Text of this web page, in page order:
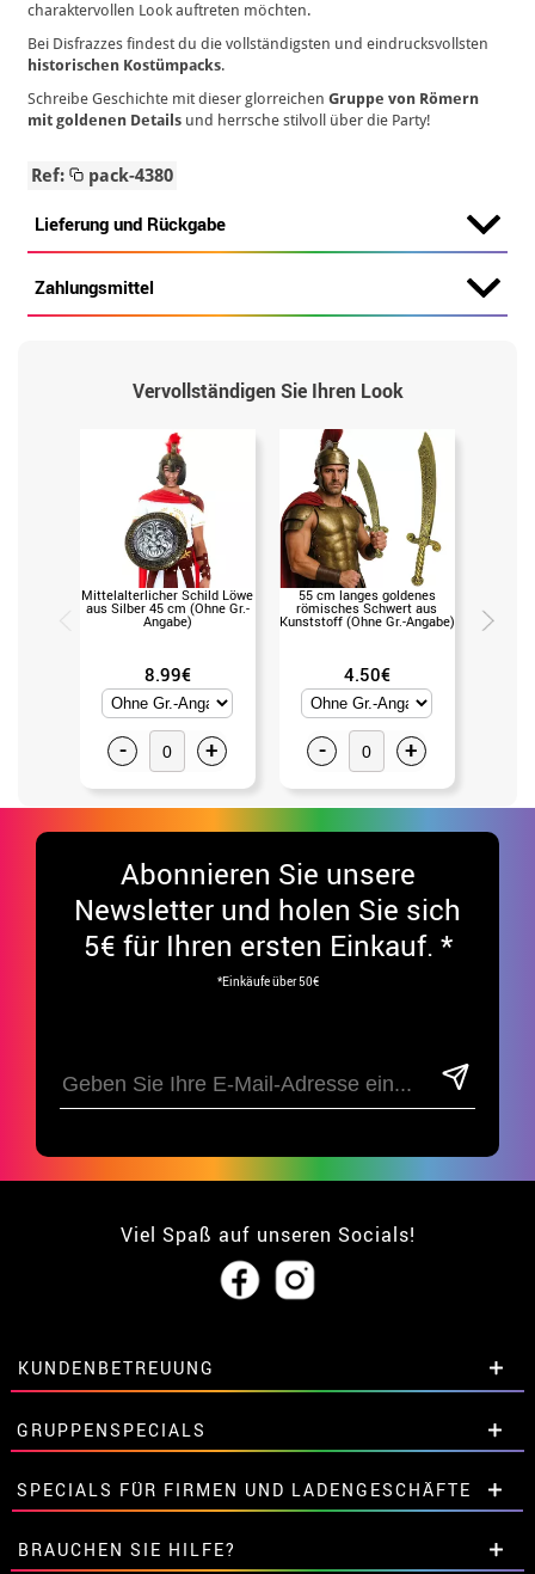
charaktervollen Look auftreten möchten.
Bei Disfrazzes findest du die vollständigsten und eindrucksvollsten
historischen Kostümpacks.
Schreibe Geschichte mit dieser glorreichenGruppe von Römern
mit goldenen Details und herrsche stilvoll über die Party!
Ref: pack-4380
Lieferung und Rückgabe
Zahlungsmittel
Vervollständigen Sie Ihren Look
Mittelalterlicher Schild Löwe
aus Silber 45 cm (Ohne Gr.-
Angabe)
8.99€
- +
55 cm langes goldenes
römisches Schwert aus
Kunststoff (Ohne Gr.-Angabe)
4.50€
- +
cm
aus
Abonnieren Sie unsere
Newsletter und holen Sie sich
5€ für Ihren ersten Einkauf. *
*Einkäufe über 50€
Viel Spaß auf unseren Socials!
KUNDENBETREUUNG
• Über uns
• Verkaufskonditionen
• Rechtlicher HinweisundDatenschutz
• Kundendienst
• Cookie-Verwendung
GRUPPENSPECIALS
Extrarabatte für Gruppen.
Kontaktieren Sie uns hier.
SPECIALS FÜR FIRMEN UND LADENGESCHÄFTE
Extrarabatte für Gruppen.
BRAUCHEN SIE HILFE?